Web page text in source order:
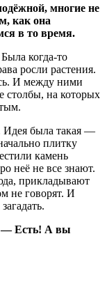
многие не
как она
в то время.
когда-то
росли растения.
И между ними
столбы, на которых
Идея была такая —
плитку
камень
неё не все знают.
прикладывают
не говорят. И
— Есть! А вы